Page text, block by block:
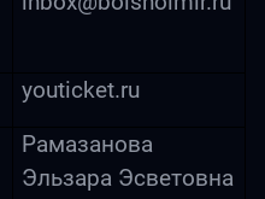
youticket.ru
Рамазанова
Эльзара Эсветовна